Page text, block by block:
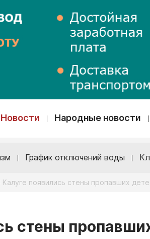
Новости Народные новости
График отключений воды
Калуге появились стены пропавших
стены